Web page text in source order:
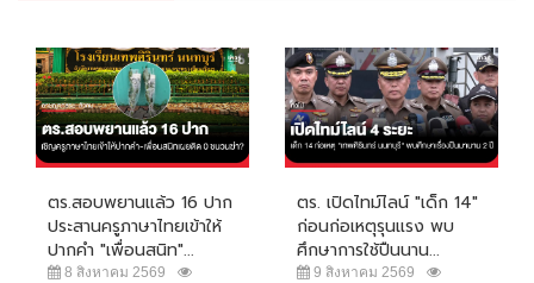
ตร.สอบพยานแล้ว 16 ปาก
ประสานครูภาษาไทยเข้าให้
ปากคำ "เพื่อนสนิท"...
8 สิงหาคม 2569
ตร. เปิดไทม์ไลน์ "เด็ก 14"
ก่อนก่อเหตุรุนแรง พบ
ศึกษาการใช้ปืนนาน...
9 สิงหาคม 2569